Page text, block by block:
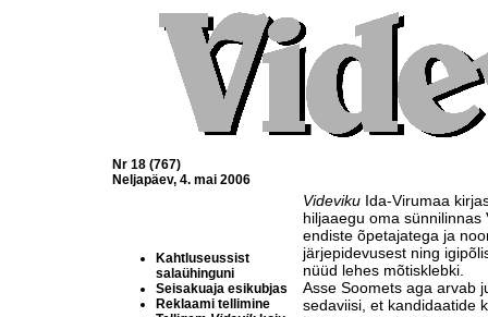
Nr 18 (767)
Neljapäev, 4. mai 2006
Kahtluseussist
salaühinguni
Seisakuaja esikubjas
Reklaami tellimine
Videviku Ida-Virumaa
hiljaaegu oma
endiste õpetajatega ja
järjepidevusest ning
nüüd lehes mõtisklebki.
Asse Soomets aga arvab
sedaviisi, et kandidaatide